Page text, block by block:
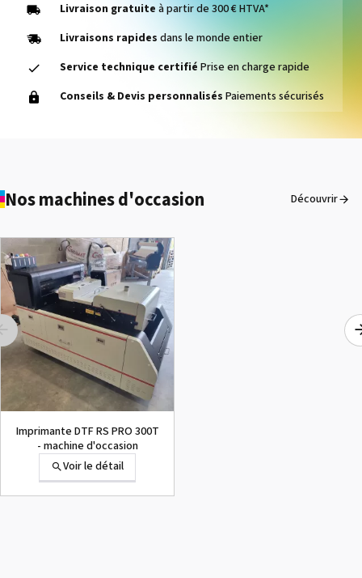
XR-640
CABLE-CARD,29P1 276L
BBR HIGH-V
Voir le détail
1000014464 PAD, CLEANER
1000015502 PAD,CUTTER
SG-300
Voir le détail
Livraison gratuite à partir de 300 € HTVA*
Livraisons rapides dans le monde entier
Service technique certifié Prise en charge rapide
Conseils & Devis personnalisés Paiements sécurisés
Nos machines d'occasion Découvrir
Imprimante DTF RS PRO 300T
- machine d'occasion
Voir le détail